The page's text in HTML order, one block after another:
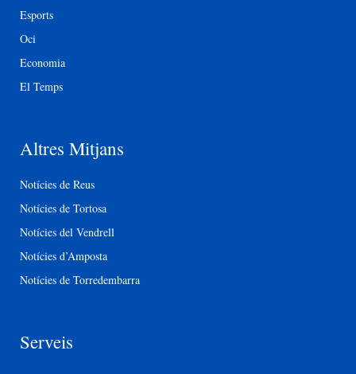
Esports
Oci
Economia
El Temps
Altres Mitjans
Notícies de Reus
Notícies de Tortosa
Notícies del Vendrell
Notícies d’Amposta
Notícies de Torredembarra
Serveis